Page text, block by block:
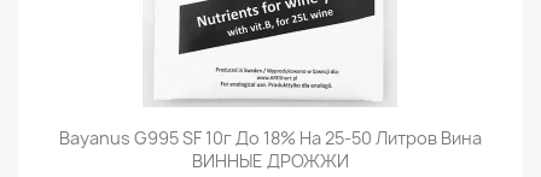
Bayanus G995 SF 10г До 18% На 25-50 Литров Вина
ВИННЫЕ ДРОЖЖИ